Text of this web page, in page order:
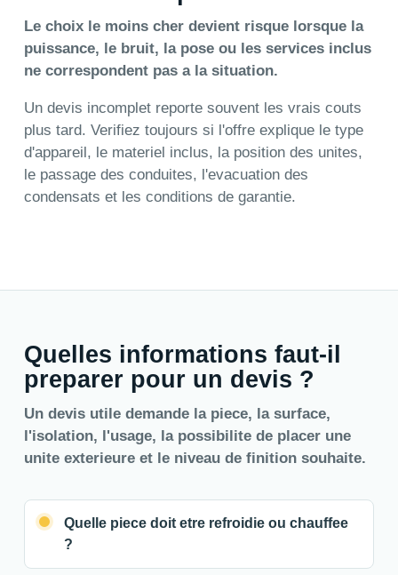
Le choix le moins cher devient risque lorsque la
puissance, le bruit, la pose ou les services inclus
ne correspondent pas a la situation.
Un devis incomplet reporte souvent les vrais couts
plus tard. Verifiez toujours si l'offre explique le type
d'appareil, le materiel inclus, la position des unites,
le passage des conduites, l'evacuation des
condensats et les conditions de garantie.
Quelles informations faut-il
preparer pour un devis ?
Un devis utile demande la piece, la surface,
l'isolation, l'usage, la possibilite de placer une
unite exterieure et le niveau de finition souhaite.
Quelle piece doit etre refroidie ou chauffee
?